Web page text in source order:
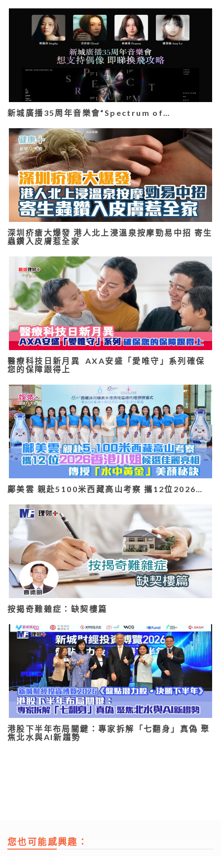
新城廣播35周年音樂會“Spectrum of…
深圳疥瘡大爆發 港人北上浸溫泉按摩勁易中招 寄生
蟲鑽入皮膚惹全家
醫療科技日新月異 AXA安盛「愛唯守」系列確保
您的保障跟得上
鄺美雲 親赴5100米西藏高山考察 攜12位2026…
按揭奇難雜症：缺契樓篇
港股下半年布局關鍵：專家拆解「七翻身」真偽 聚
焦北水與AI新趨勢
您也可能感興趣：